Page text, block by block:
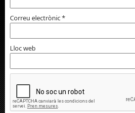
Correu electrònic*
Lloc web